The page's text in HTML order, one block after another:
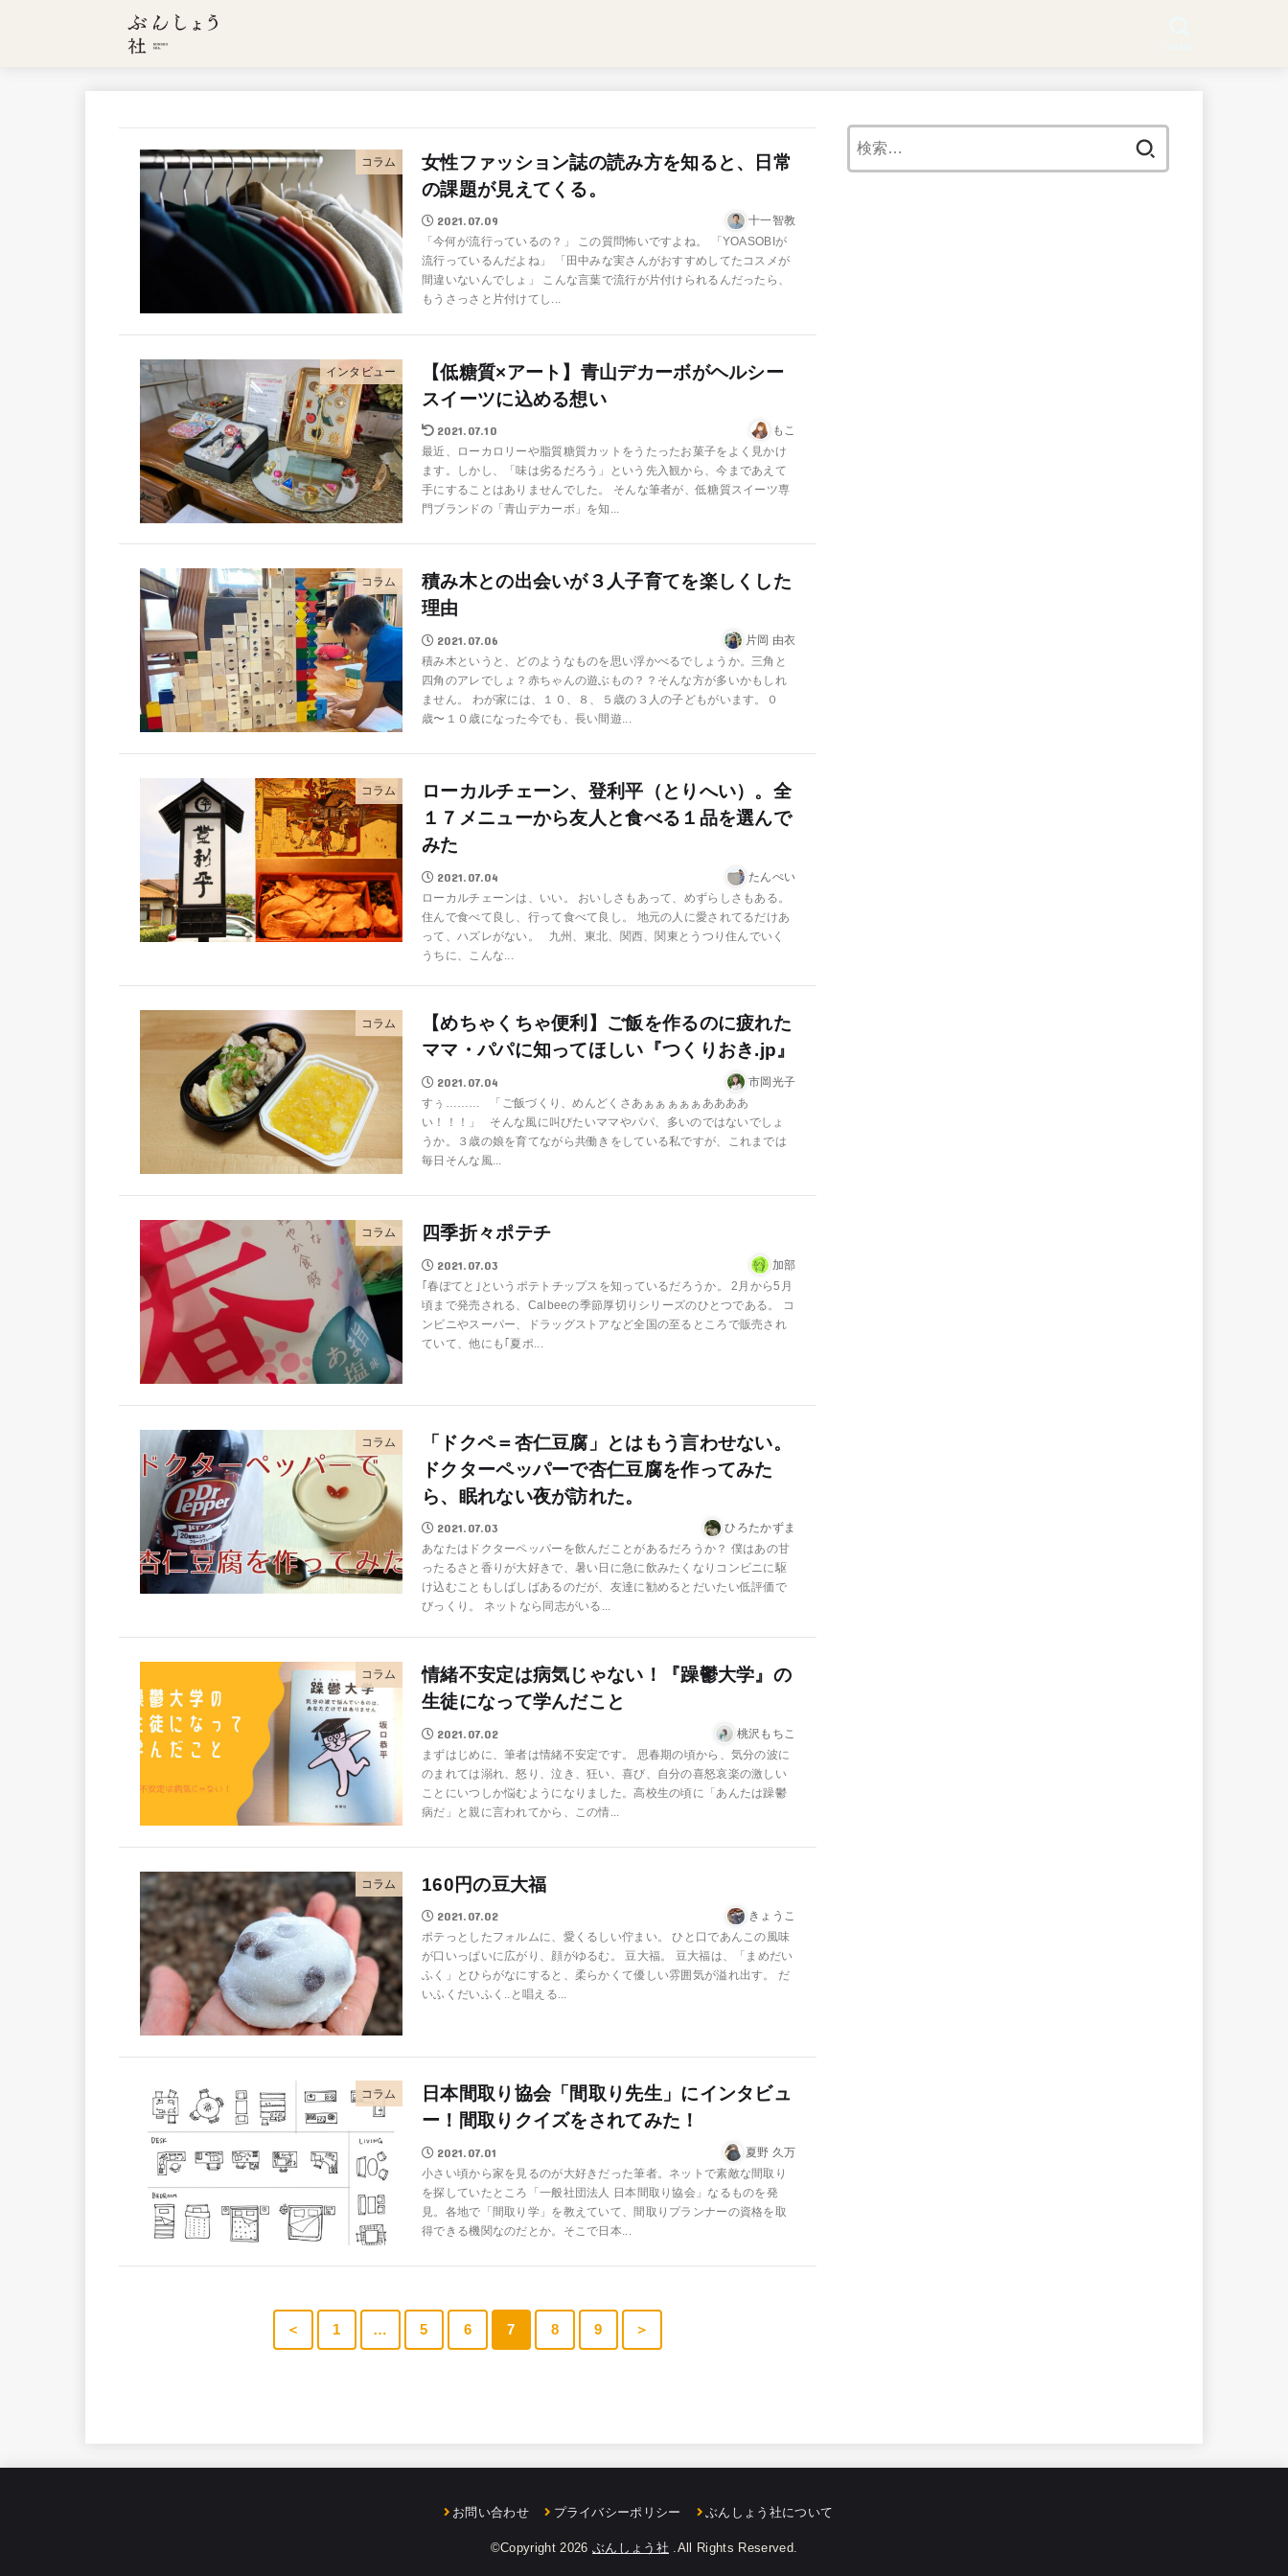
コラム
女性ファッション誌の読み方を知ると、日常
の課題が見えてくる。
2021.07.09 十一智教
「今何が流行っているの？」 この質問怖いですよね。 「YOASOBIが
流行っているんだよね」 「田中みな実さんがおすすめしてたコスメが
間違いないんでしょ」 こんな言葉で流行が片付けられるんだったら、
もうさっさと片付けてし...
インタビュー
【低糖質×アート】青山デカーボがヘルシー
スイーツに込める想い
2021.07.10 もこ
最近、ローカロリーや脂質糖質カットをうたったお菓子をよく見かけ
ます。しかし、「味は劣るだろう」という先入観から、今まであえて
手にすることはありませんでした。 そんな筆者が、低糖質スイーツ専
門ブランドの「青山デカーボ」を知...
コラム
積み木との出会いが３人子育てを楽しくした
理由
2021.07.06 片岡 由衣
積み木というと、どのようなものを思い浮かべるでしょうか。三角と
四角のアレでしょ？赤ちゃんの遊ぶもの？？そんな方が多いかもしれ
ません。 わが家には、１０、８、５歳の３人の子どもがいます。０
歳〜１０歳になった今でも、長い間遊...
コラム
ローカルチェーン、登利平（とりへい）。全
１７メニューから友人と食べる１品を選んで
みた
2021.07.04 たんぺい
ローカルチェーンは、いい。 おいしさもあって、めずらしさもある。
住んで食べて良し、行って食べて良し。 地元の人に愛されてるだけあ
って、ハズレがない。 九州、東北、関西、関東とうつり住んでいく
うちに、こんな...
コラム
【めちゃくちゃ便利】ご飯を作るのに疲れた
ママ・パパに知ってほしい『つくりおき.jp』
2021.07.04 市岡光子
すぅ……… 「ご飯づくり、めんどくさあぁぁぁぁぁああああ
い！！！」 そんな風に叫びたいママやパパ、多いのではないでしょ
うか。３歳の娘を育てながら共働きをしている私ですが、これまでは
毎日そんな風...
コラム 四季折々ポテチ
2021.07.03 加部
｢春ぽてと｣というポテトチップスを知っているだろうか。 2月から5月
頃まで発売される、Calbeeの季節厚切りシリーズのひとつである。 コ
ンビニやスーパー、ドラッグストアなど全国の至るところで販売され
ていて、他にも｢夏ポ...
コラム
「ドクペ＝杏仁豆腐」とはもう言わせない。
ドクターペッパーで杏仁豆腐を作ってみた
ら、眠れない夜が訪れた。
2021.07.03 ひろたかずま
あなたはドクターペッパーを飲んだことがあるだろうか？ 僕はあの甘
ったるさと香りが大好きで、暑い日に急に飲みたくなりコンビニに駆
け込むこともしばしばあるのだが、友達に勧めるとだいたい低評価で
びっくり。 ネットなら同志がいる...
コラム
情緒不安定は病気じゃない！『躁鬱大学』の
生徒になって学んだこと
2021.07.02 桃沢もちこ
まずはじめに、筆者は情緒不安定です。 思春期の頃から、気分の波に
のまれては溺れ、怒り、泣き、狂い、喜び、自分の喜怒哀楽の激しい
ことにいつしか悩むようになりました。高校生の頃に「あんたは躁鬱
病だ」と親に言われてから、この情...
コラム 160円の豆大福
2021.07.02 きょうこ
ポテっとしたフォルムに、愛くるしい佇まい。 ひと口であんこの風味
が口いっぱいに広がり、顔がゆるむ。 豆大福。 豆大福は、「まめだい
ふく」とひらがなにすると、柔らかくて優しい雰囲気が溢れ出す。 だ
いふくだいふく..と唱える...
コラム
日本間取り協会「間取り先生」にインタビュ
ー！間取りクイズをされてみた！
2021.07.01 夏野 久万
小さい頃から家を見るのが大好きだった筆者。ネットで素敵な間取り
を探していたところ「一般社団法人 日本間取り協会」なるものを発
見。各地で「間取り学」を教えていて、間取りプランナーの資格を取
得できる機関なのだとか。そこで日本...
＜ 1 … 5 6 7 8 9 ＞
お問い合わせ プライバシーポリシー ぶんしょう社について
©Copyright 2026ぶんしょう社 .All Rights Reserved.